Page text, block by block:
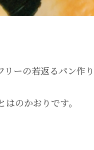
リーの若返るパン作り
のかおりです。